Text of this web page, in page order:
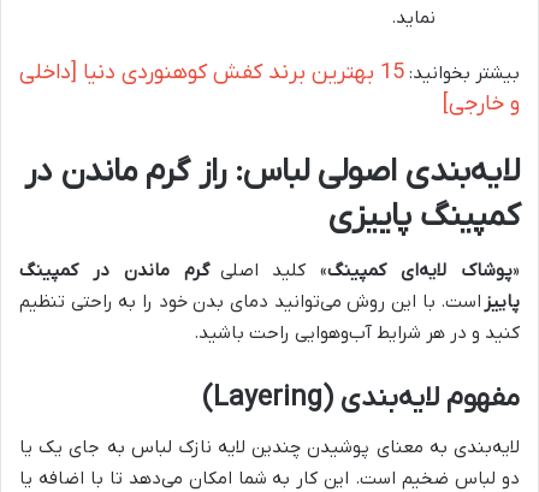
نماید.
بیشتر بخوانید:
15 بهترین برند کفش کوهنوردی دنیا [داخلی
و خارجی]
لایه‌بندی اصولی لباس: راز گرم ماندن در
کمپینگ پاییزی
«پوشاک لایه‌ای کمپینگ» کلید اصلی گرم ماندن در کمپینگ
پاییز است. با این روش می‌توانید دمای بدن خود را به راحتی تنظیم
کنید و در هر شرایط آب‌وهوایی راحت باشید.
مفهوم لایه‌بندی (Layering)
لایه‌بندی به معنای پوشیدن چندین لایه نازک لباس به جای یک یا
دو لباس ضخیم است. این کار به شما امکان می‌دهد تا با اضافه یا